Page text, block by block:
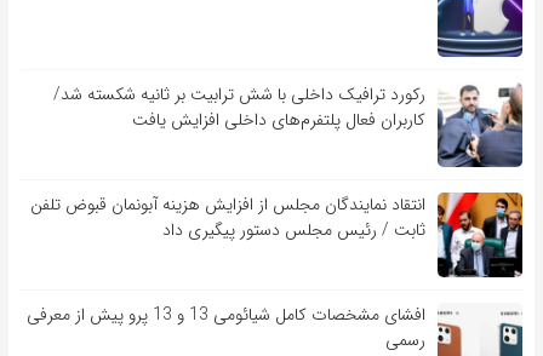
رکورد ترافیک داخلی با شش ترابیت بر ثانیه شکسته شد/
کاربران فعال پلتفرم‌های داخلی افزایش یافت
انتقاد نمایندگان مجلس از افزایش هزینه آبونمان قبوض تلفن
ثابت / رئیس مجلس دستور پیگیری داد
افشای مشخصات کامل شیائومی 13 و 13 پرو پیش از معرفی
رسمی